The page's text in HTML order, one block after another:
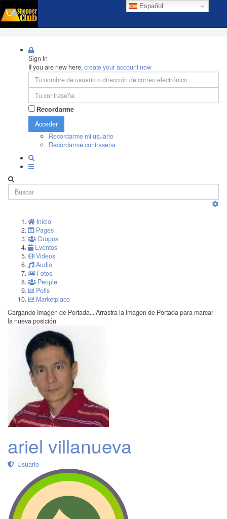
Español
Sign In
If you are new here,create your account now
Recordarme
Acceder
Recordarme mi usuario
Recordarme contraseña
Inicio
Pages
Grupos
Eventos
Videos
Audio
Fotos
People
Polls
Marketplace
Cargando Imagen de Portada... Arrastra la Imagen de Portada para marcar
la nueva posición
ariel villanueva
Usuario